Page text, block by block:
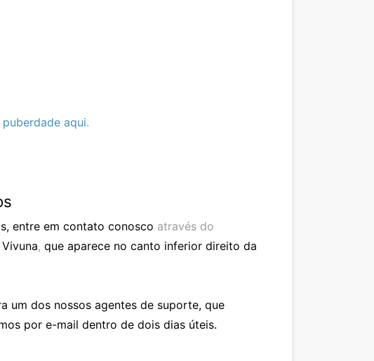
aqui.
entre em contato conosco através do
, que aparece no canto inferior direito da
um dos nossos agentes de suporte, que
por e-mail dentro de dois dias úteis.